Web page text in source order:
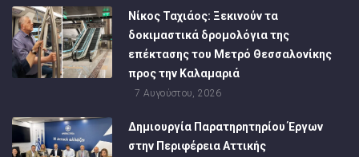
Νίκος Ταχιάος: Ξεκινούν τα
δοκιμαστικά δρομολόγια της
επέκτασης του Μετρό Θεσσαλονίκης
προς την Καλαμαριά
7 Αυγούστου, 2026
Δημιουργία Παρατηρητηρίου Έργων
στην Περιφέρεια Αττικής